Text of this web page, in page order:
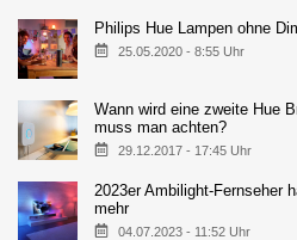
Philips Hue Lampen ohne
25.05.2020 - 8:55 Uhr
Wann wird eine zweite Hue
muss man achten?
29.12.2017 - 17:45 Uhr
2023er Ambilight-Fernseher
mehr
04.07.2023 - 11:52 Uhr